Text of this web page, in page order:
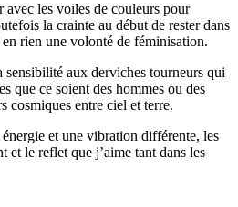
avec les voiles de couleurs pour
la crainte au début de rester dans
rien une volonté de féminisation.
aux derviches tourneurs qui
que ce soient des hommes ou des
cosmiques entre ciel et terre.
et une vibration différente, les
et le reflet que j’aime tant dans les